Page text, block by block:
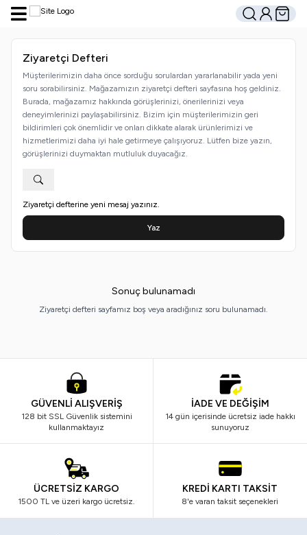
Hesabım
Sepetim
Ziyaretçi Defteri
Müşterilerimizin daha önce sorduğu sorulardan yararlanabilir yada yeni
soru sorabilirsiniz. Mağazamızın ziyaretçi defteri sayfasına hoş geldiniz.
Burada, mağazamız hakkında görüşlerinizi, önerilerinizi veya
deneyimlerinizi paylaşabilirsiniz. Bizim için müşterilerimizin geri
bildirimleri çok önemlidir ve onları dikkate alarak ürünlerimizi ve
hizmetlerimizi daha iyi hale getirmeye çalışıyoruz. Lütfen bize yazın,
görüşlerinizi duymaktan mutluluk duyacağız.
Ziyaretçi defterine yeni mesaj yazınız.
Yaz
Sonuç bulunamadı
Ziyaretçi defteri sayfamız boş veya aradığınız soru bulunamadı.
GÜVENLİ ALIŞVERİŞ
128 bit SSL Güvenlik sistemini
kullanmaktayız
İADE VE DEĞİŞİM
14 gün içerisinde ücretsiz iade hakkı
sunuyoruz
ÜCRETSİZ KARGO
1500 TL ve üzeri kargo ücretsiz.
KREDİ KARTI TAKSİT
8'e varan taksit seçenekleri